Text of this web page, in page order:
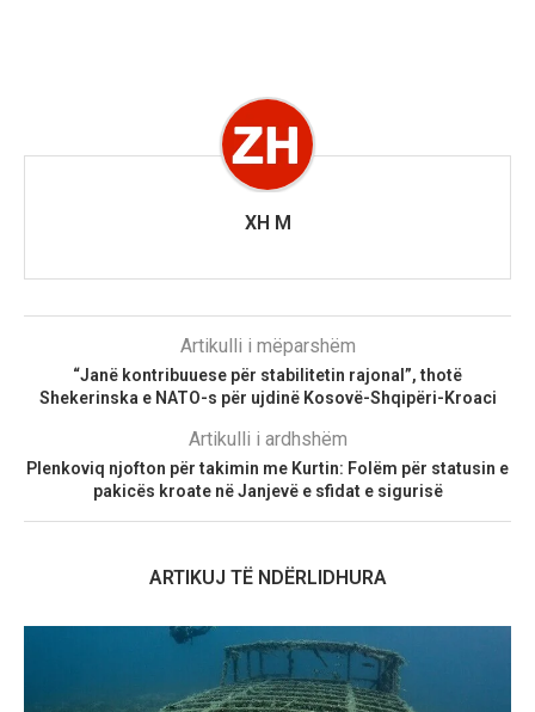
XH M
Artikulli i mëparshëm
“Janë kontribuuese për stabilitetin rajonal”, thotë
Shekerinska e NATO-s për ujdinë Kosovë-Shqipëri-Kroaci
Artikulli i ardhshëm
Plenkoviq njofton për takimin me Kurtin: Folëm për statusin e
pakicës kroate në Janjevë e sfidat e sigurisë
ARTIKUJ TË NDËRLIDHURA